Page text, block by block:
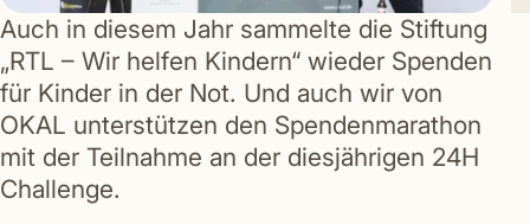
Auch in diesem Jahr sammelte die Stiftung
„RTL – Wir helfen Kindern“ wieder Spenden
für Kinder in der Not. Und auch wir von
OKAL unterstützen den Spendenmarathon
mit der Teilnahme an der diesjährigen 24H
Challenge.